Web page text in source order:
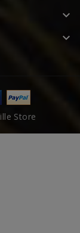


Store